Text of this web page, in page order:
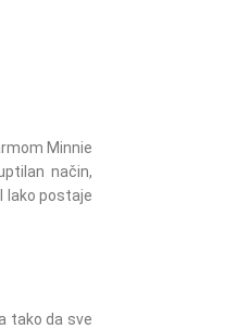
Minnie
način,
lako postaje
tako da sve